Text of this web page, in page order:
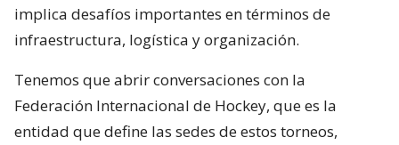
implica desafíos importantes en términos de
infraestructura, logística y organización.
Tenemos que abrir conversaciones con la
Federación Internacional de Hockey, que es la
entidad que define las sedes de estos torneos,